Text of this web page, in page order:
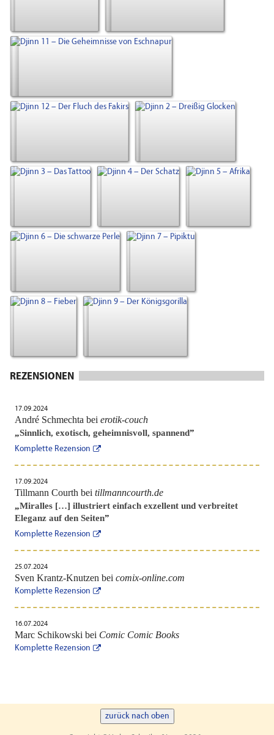
REZENSIONEN
17.09.2024
André Schmechta bei erotik-couch
„Sinnlich, exotisch, geheimnisvoll, spannend”
Komplette Rezension
17.09.2024
Tillmann Courth bei tillmanncourth.de
„Miralles […] illustriert einfach exzellent und verbreitet
Eleganz auf den Seiten”
Komplette Rezension
25.07.2024
Sven Krantz-Knutzen bei comix-online.com
Komplette Rezension
16.07.2024
Marc Schikowski bei Comic Comic Books
Komplette Rezension
zurück nach oben